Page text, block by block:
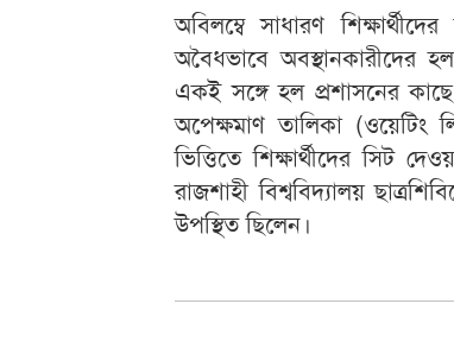
অবিলম্বে সাধারণ
অবৈধভাবে অবস্থানকারীদের
একই সঙ্গে হল প্রশাসনের
অপেক্ষমাণ তালিকা (ওয়েটিং
ভিত্তিতে শিক্ষার্থীদের সিট
রাজশাহী বিশ্ববিদ্যালয়
উপস্থিত ছিলেন।